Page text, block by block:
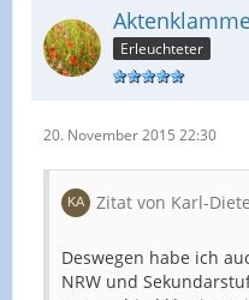
Erleuchteter
20. November 2015 22:30
Zitat von Karl-
Deswegen habe ich
NRW und